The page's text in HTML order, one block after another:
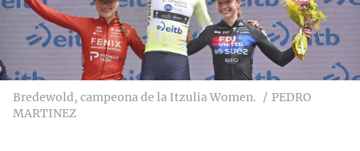
Bredewold, campeona de la Itzulia Women.
PEDRO
MARTINEZ